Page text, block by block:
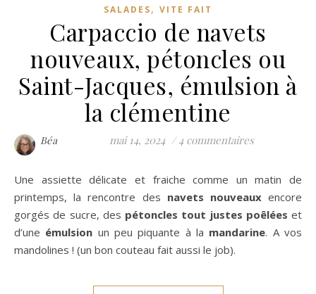
SALADES, VITE FAIT
Carpaccio de navets
nouveaux, pétoncles ou
Saint-Jacques, émulsion à
la clémentine
Béa mai 14, 2024 / 4 commentaires
Une assiette délicate et fraiche comme un matin de
printemps, la rencontre des navets nouveauxencore
gorgés de sucre, des pétoncles tout justes poêlées et
d’une émulsion un peu piquante à la mandarine. A vos
mandolines ! (un bon couteau fait aussi le job).